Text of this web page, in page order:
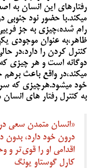
رفتارهای این انسان به
میکند.با حضور نود جنوبی
رام شده،چیزی به جز
ظاهر،به عنوان موجودی
کنترل کردن را دارد،در
دوگانه است و هر چیزی
میکند،در واقع باعث
خود میشود.هرچیزی که
به کنترل رفتار های انسان
«انسان متمدن سعی
درون خود دارد،
اقدامی او را قوی‌تر
کارل گوستاو یونگ